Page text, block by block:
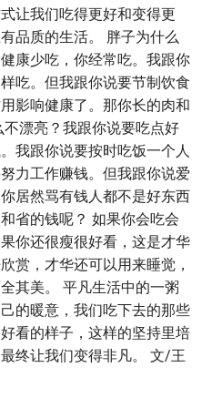
让我们吃得更好和变得更
品质的生活。 胖子为什么
康少吃，你经常吃。我跟你
吃。但我跟你说要节制饮食
影响健康了。那你长的肉和
漂亮？我跟你说要吃点好
我跟你说要按时吃饭一个人
力工作赚钱。但我跟你说爱
居然骂有钱人都不是好东西
省的钱呢？ 如果你会吃会
你还很瘦很好看，这是才华
赏，才华还可以用来睡觉，
其美。 平凡生活中的一粥
的暖意，我们吃下去的那些
看的样子，这样的坚持里培
终让我们变得非凡。 文/王